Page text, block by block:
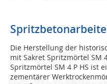
Die Herstellung der
mit Sakret Spritzmörtel SM
Spritzmörtel SM 4 P HS ist
zementärer